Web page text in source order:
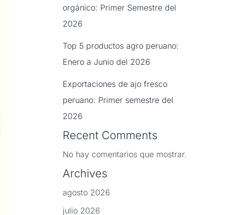
orgánico: Primer Semestre del
2026
Top 5 productos agro peruano:
Enero a Junio del 2026
Exportaciones de ajo fresco
peruano: Primer semestre del
2026
Recent Comments
No hay comentarios que mostrar.
Archives
agosto 2026
julio 2026